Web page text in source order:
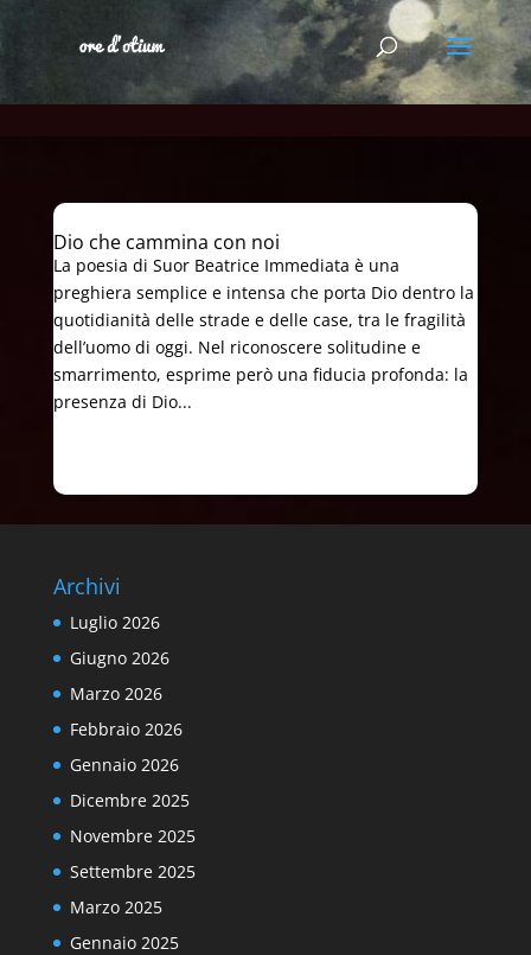
Dio che cammina con noi
La poesia di Suor Beatrice Immediata è una
preghiera semplice e intensa che porta Dio dentro la
quotidianità delle strade e delle case, tra le fragilità
dell’uomo di oggi. Nel riconoscere solitudine e
smarrimento, esprime però una fiducia profonda: la
presenza di Dio...
Archivi
Luglio 2026
Giugno 2026
Marzo 2026
Febbraio 2026
Gennaio 2026
Dicembre 2025
Novembre 2025
Settembre 2025
Marzo 2025
Gennaio 2025